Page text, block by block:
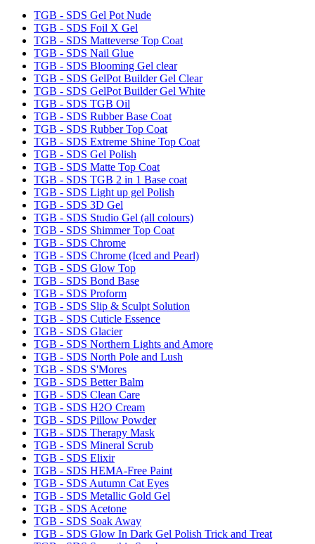
TGB - SDS Gel Pot Nude
TGB - SDS Foil X Gel
TGB - SDS Matteverse Top Coat
TGB - SDS Nail Glue
TGB - SDS Blooming Gel clear
TGB - SDS GelPot Builder Gel Clear
TGB - SDS GelPot Builder Gel White
TGB - SDS TGB Oil
TGB - SDS Rubber Base Coat
TGB - SDS Rubber Top Coat
TGB - SDS Extreme Shine Top Coat
TGB - SDS Gel Polish
TGB - SDS Matte Top Coat
TGB - SDS TGB 2 in 1 Base coat
TGB - SDS Light up gel Polish
TGB - SDS 3D Gel
TGB - SDS Studio Gel (all colours)
TGB - SDS Shimmer Top Coat
TGB - SDS Chrome
TGB - SDS Chrome (Iced and Pearl)
TGB - SDS Glow Top
TGB - SDS Bond Base
TGB - SDS Proform
TGB - SDS Slip & Sculpt Solution
TGB - SDS Cuticle Essence
TGB - SDS Glacier
TGB - SDS Northern Lights and Amore
TGB - SDS North Pole and Lush
TGB - SDS S'Mores
TGB - SDS Better Balm
TGB - SDS Clean Care
TGB - SDS H2O Cream
TGB - SDS Pillow Powder
TGB - SDS Therapy Mask
TGB - SDS Mineral Scrub
TGB - SDS Elixir
TGB - SDS HEMA-Free Paint
TGB - SDS Autumn Cat Eyes
TGB - SDS Metallic Gold Gel
TGB - SDS Acetone
TGB - SDS Soak Away
TGB - SDS Glow In Dark Gel Polish Trick and Treat